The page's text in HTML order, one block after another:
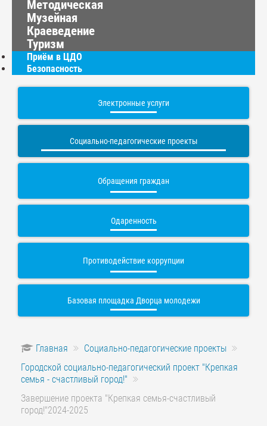
Методическая
Музейная
Краеведение
Туризм
Приём в ЦДО
Безопасность
Электронные услуги
Социально-педагогические проекты
Обращения граждан
Одаренность
Противодействие коррупции
Базовая площадка Дворца молодежи
Главная
Социально-педагогические проекты
Городской социально-педагогический проект "Крепкая
семья - счастливый город!"
Завершение проекта "Крепкая семья-счастливый
город!"2024-2025